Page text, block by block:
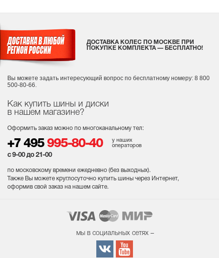
Как купить шины и диски
в нашем магазине?
Оформить заказ можно по многоканальному тел:
+7 495 995-80-40
у наших
операторов
с 9-00 до 21-00
по московскому времени ежедневно (без выходных).
Также Вы можете круглосуточно купить шины через Интернет,
оформив свой заказ на нашем сайте.
ДОСТАВКА КОЛЕС ПО МОСКВЕ ПРИ
ПОКУПКЕ КОМПЛЕКТА — БЕСПЛАТНО!
Вы можете задать интересующий вопрос по бесплатному номеру: 8 800
500-80-66.
мы в социальных сетях –